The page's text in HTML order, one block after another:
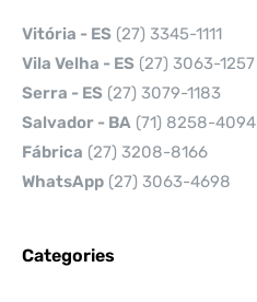
Vitória - ES (27) 3345-1111
Vila Velha - ES (27) 3063-1257
Serra - ES (27) 3079-1183
Salvador - BA (71) 8258-4094
Fábrica (27) 3208-8166
WhatsApp (27) 3063-4698
Categories